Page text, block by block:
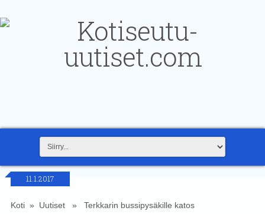
11.1.2017
Koti» Uutiset» Terkkarin bussipysäkille katos